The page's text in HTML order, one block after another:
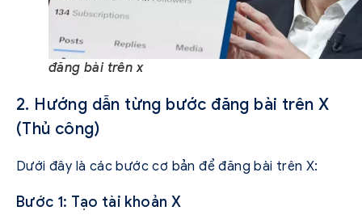
đăng bài trên x
2. Hướng dẫn từng bước đăng bài trên X
(Thủ công)
Dưới đây là các bước cơ bản để đăng bài trên X:
Bước 1: Tạo tài khoản X